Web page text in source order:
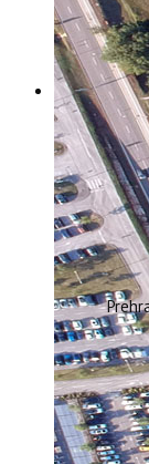
Godišnji
Javna nabava
Natječaji za
Akti Instituta
Linkovi
Kontakt
webmail
Popularizacija
ERASMUS+
HyPro4ST
DIGIAGRI
GreenTea
CIRCOLIVE